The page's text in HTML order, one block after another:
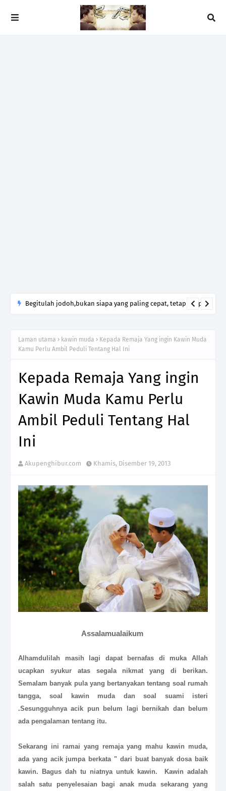
Begitulah jodoh,bukan siapa yang paling cepat, tetapi siapa
ingin menutup mulut manusia
Laman utama kawin muda
Kepada Remaja Yang ingin Kawin Muda
Kamu Perlu Ambil Peduli Tentang Hal Ini
Kepada Remaja Yang ingin
Kawin Muda Kamu Perlu
Ambil Peduli Tentang Hal
Ini
Akupenghibur.com Khamis, Disember 19, 2013
Assalamualaikum
Alhamdulilah masih lagi dapat bernafas di muka Allah
ucapkan syukur atas segala nikmat yang di berikan.
Semalam banyak pula yang bertanyakan tentang soal rumah
tangga, soal kawin muda dan soal suami isteri
.Sesungguhnya acik pun belum lagi bernikah dan belum
ada pengalaman tentang itu.
Sekarang ini ramai yang remaja yang mahu kawin muda,
ada yang acik jumpa berkata " dari buat banyak dosa baik
kawin. Bagus dah tu niatnya untuk kawin. Kawin adalah
salah satu penyelesaian bagi anak muda sekarang yang